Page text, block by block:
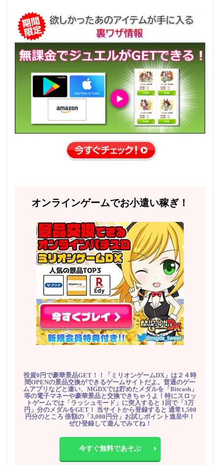
オンラインゲームでお小遣い稼ぎ！
投資0円で豪華景品GET！！「ミリオンゲームDX」は２４時
間OPENの景品交換ができるゲームサイトだよ。普通のゲー
ムアプリなどと違い、MGDXでは貯めたメダルを「Bitcash」
等の電子マネーや豪華景品と交換できちゃうよ！特にスロッ
トゲームでは「ラッシュモード」に突入すると 1回で「3万
円」分のメダルをGET！ 当サイトから登録すると 通常1,500
円分のところ 倍額の「3,000円分」お試しポイント進呈中！
ぜひ登録して遊んでみてね！
今すぐ無料であそぶ